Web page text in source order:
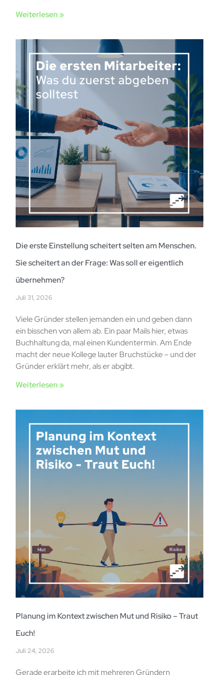
Weiterlesen »
Die erste Einstellung scheitert selten am Menschen.
Sie scheitert an der Frage: Was soll er eigentlich
übernehmen?
Juli 31, 2026
Viele Gründer stellen jemanden ein und geben dann
ein bisschen von allem ab. Ein paar Mails hier, etwas
Buchhaltung da, mal einen Kundentermin. Am Ende
macht der neue Kollege lauter Bruchstücke – und der
Gründer erklärt mehr, als er abgibt.
Weiterlesen »
Planung im Kontext zwischen Mut und Risiko – Traut
Euch!
Juli 24, 2026
Gerade erarbeite ich mit mehreren Gründern